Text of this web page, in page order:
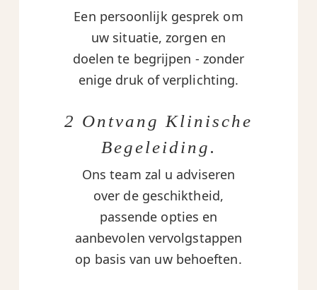
Een persoonlijk gesprek om
uw situatie, zorgen en
doelen te begrijpen - zonder
enige druk of verplichting.
2 Ontvang Klinische
Begeleiding.
Ons team zal u adviseren
over de geschiktheid,
passende opties en
aanbevolen vervolgstappen
op basis van uw behoeften.